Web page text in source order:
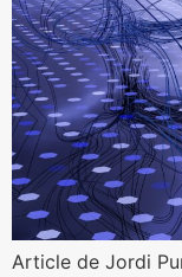
Article de Jordi